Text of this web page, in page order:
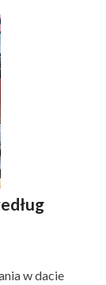
w dacie